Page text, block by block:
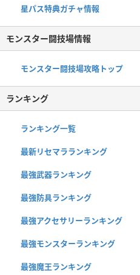
星パス特典ガチャ情報
モンスター闘技場情報
モンスター闘技場攻略トップ
ランキング
ランキング一覧
最新リセマラランキング
最強武器ランキング
最強防具ランキング
最強アクセサリーランキング
最強モンスターランキング
最強魔王ランキング